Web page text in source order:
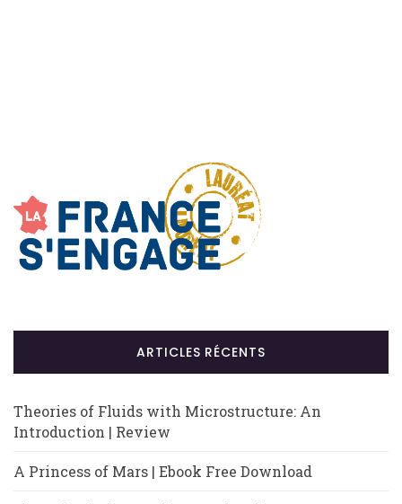
ARTICLES RÉCENTS
Theories of Fluids with Microstructure: An
Introduction | Review
A Princess of Mars | Ebook Free Download